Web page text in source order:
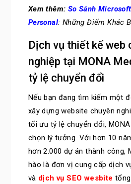
Xem thêm: So Sánh
Personal: Những Điểm Khác
Dịch vụ thiết kế web
nghiệp tại MONA
tỷ lệ chuyển đổi
Nếu bạn đang tìm kiếm một
xây dựng website chuyên
tối ưu tỷ lệ chuyển đổi,
chọn lý tưởng. Với hơn 10
hơn 2.000 dự án thành công,
hào là đơn vị cung cấp dịch
và dịch vụ SEO wesbite